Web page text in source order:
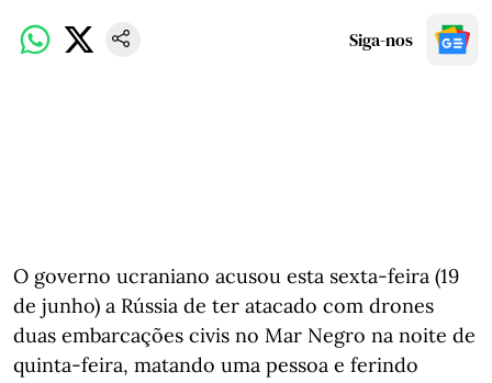
Siga-nos
O governo ucraniano acusou esta sexta-feira (19
de junho) a Rússia de ter atacado com drones
duas embarcações civis no Mar Negro na noite de
quinta-feira, matando uma pessoa e ferindo